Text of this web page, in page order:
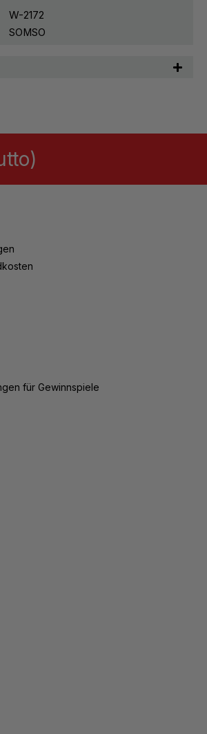
W-2172
SOMSO
für Gewinnspiele